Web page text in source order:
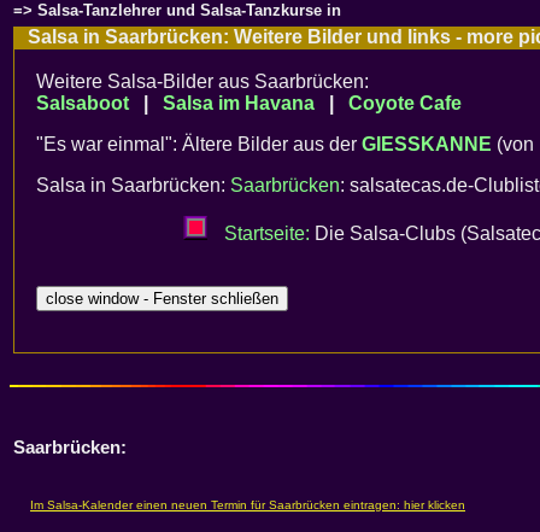
=> Salsa-Tanzlehrer und Salsa-Tanzkurse in
Salsa in Saarbrücken: Weitere Bilder und links - more
Weitere Salsa-Bilder aus Saarbrücken:
Salsaboot
Salsa im Havana
Coyote Cafe
"Es war einmal": Ältere Bilder aus der GIESSKANNE (von
Salsa in Saarbrücken: Saarbrücken: salsatecas.de-
Startseite: Die Salsa-Clubs
Saarbrücken: